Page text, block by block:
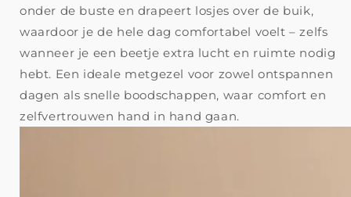
onder de buste en drapeert losjes over de buik,
waardoor je de hele dag comfortabel voelt – zelfs
wanneer je een beetje extra lucht en ruimte nodig
hebt. Een ideale metgezel voor zowel ontspannen
dagen als snelle boodschappen, waar comfort en
zelfvertrouwen hand in hand gaan.